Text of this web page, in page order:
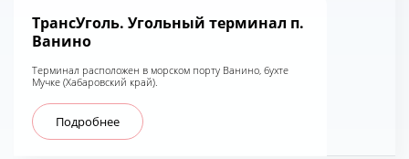
ТрансУголь. Угольный терминал п.
Ванино
Терминал расположен в морском порту Ванино, бухте
Мучке (Хабаровский край).
Подробнее